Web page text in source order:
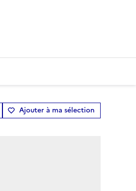
Ajouter à ma sélection